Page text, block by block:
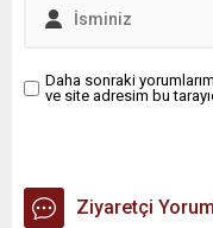
Daha sonraki
ve site adresim bu
Ziyaretçi